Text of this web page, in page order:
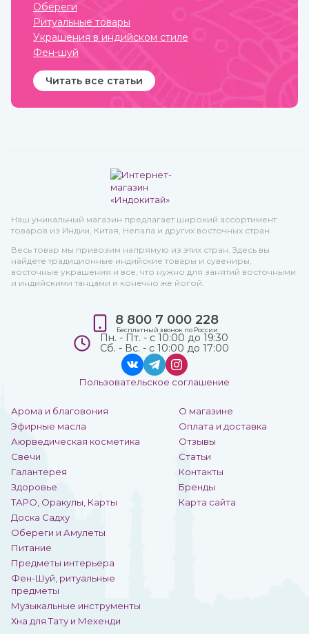
Обереги
Ритуальные товары
Украшения в индийском стиле
Фен-шуй
Читать все статьи
Наш уникальный магазин предлагает широкий ассортимент
товаров из Индии, Китая, Непала и других восточных стран.
Весь товар мы привозим напрямую из этих стран. Здесь вы
найдете традиционные индийские товары и сувениры,
восточные украшения и все, что нужно для занятий восточными
и индийскими танцами и конечно же йогой.
Арома и благовония
Эфирные масла
Аюрведическая косметика
Свечи
Галантерея
Здоровье
ТАРО, Оракулы, Карты
Доска Садху
Обереги и Амулеты
Питание
Предметы интерьера
Фен-Шуй, ритуальные
предметы
Музыкальные инструменты
Хна для Тату и Мехенди
О магазине
Оплата и доставка
Отзывы
Статьи
Контакты
Бренды
Карта сайта
8 800 7 000 228
Бесплатный звонок по России
Пн. - Пт. - с 10:00 до 19:30
Сб. - Вс. - с 10:00 до 17:00
Пользовательское соглашение